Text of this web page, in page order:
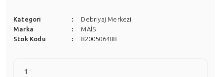
Kategori
Debriyaj Merkezi
Marka
MAİS
Stok Kodu
8200506488